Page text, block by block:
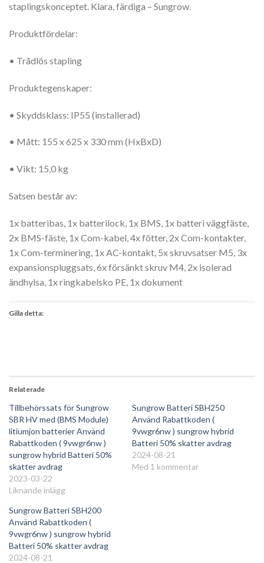
staplingskonceptet. Klara, färdiga – Sungrow.
Produktfördelar:
• Trådlös stapling
Produktegenskaper:
• Skyddsklass: IP55 (installerad)
• Mått: 155 x 625 x 330 mm (HxBxD)
• Vikt: 15,0 kg
Satsen består av:
1x batteribas, 1x batterilock, 1x BMS, 1x batteri väggfäste,
2x BMS-fäste, 1x Com-kabel, 4x fötter, 2x Com-kontakter,
1x Com-terminering, 1x AC-kontakt, 5x skruvsatser M5, 3x
expansionspluggsats, 6x försänkt skruv M4, 2x isolerad
ändhylsa, 1x ringkabelsko PE, 1x dokument
Gilla detta:
Relaterade
Tillbehörssats för Sungrow
SBR HV med (BMS Module)
litiumjon batterier Använd
Rabattkoden ( 9vwgr6nw )
sungrow hybrid Batteri 50%
skatter avdrag
2023-03-22
Liknande inlägg
Sungrow Batteri SBH250
Använd Rabattkoden (
9vwgr6nw ) sungrow hybrid
Batteri 50% skatter avdrag
2024-08-21
Med 1 kommentar
Sungrow Batteri SBH200
Använd Rabattkoden (
9vwgr6nw ) sungrow hybrid
Batteri 50% skatter avdrag
2024-08-21